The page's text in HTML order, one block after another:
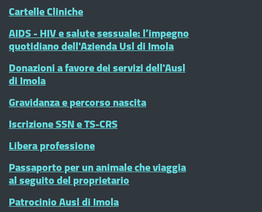
Cartelle Cliniche
AIDS - HIV e salute sessuale: l’impegno
quotidiano dell'Azienda Usl di Imola
Donazioni a favore dei servizi dell'Ausl
di Imola
Gravidanza e percorso nascita
Iscrizione SSN e TS-CRS
Libera professione
Passaporto per un animale che viaggia
al seguito del proprietario
Patrocinio Ausl di Imola